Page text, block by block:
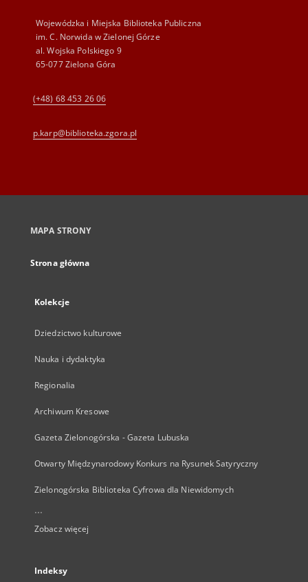
Wojewódzka i Miejska Biblioteka Publiczna
im. C. Norwida w Zielonej Górze
al. Wojska Polskiego 9
65-077 Zielona Góra
(+48) 68 453 26 06
p.karp@biblioteka.zgora.pl
MAPA STRONY
Strona główna
Kolekcje
Dziedzictwo kulturowe
Nauka i dydaktyka
Regionalia
Archiwum Kresowe
Gazeta Zielonogórska - Gazeta Lubuska
Otwarty Międzynarodowy Konkurs na Rysunek Satyryczny
Zielonogórska Biblioteka Cyfrowa dla Niewidomych
...
Zobacz więcej
Indeksy